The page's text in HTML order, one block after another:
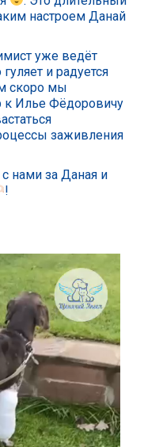
настроем Данай
уже ведёт
и радуется
скоро мы
к Илье Фёдоровичу
заживления
нами за Даная и
!